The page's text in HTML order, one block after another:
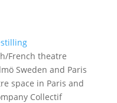
French theatre
Sweden and Paris
space in Paris and
Collectif